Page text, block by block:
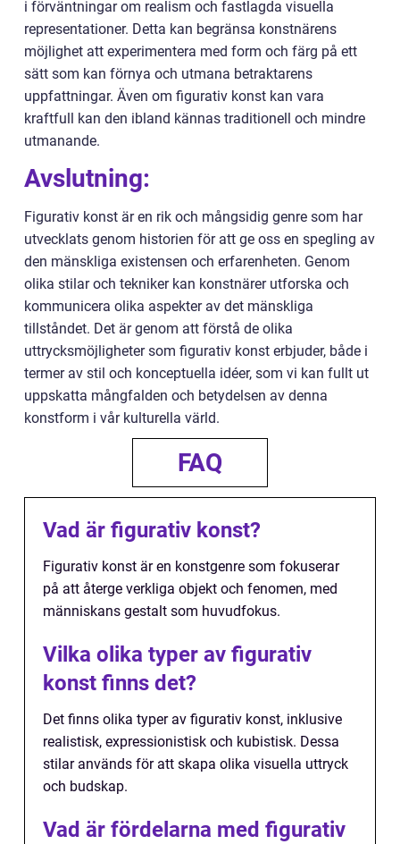
i förväntningar om realism och fastlagda visuella
representationer. Detta kan begränsa konstnärens
möjlighet att experimentera med form och färg på ett
sätt som kan förnya och utmana betraktarens
uppfattningar. Även om figurativ konst kan vara
kraftfull kan den ibland kännas traditionell och mindre
utmanande.
Avslutning:
Figurativ konst är en rik och mångsidig genre som har
utvecklats genom historien för att ge oss en spegling av
den mänskliga existensen och erfarenheten. Genom
olika stilar och tekniker kan konstnärer utforska och
kommunicera olika aspekter av det mänskliga
tillståndet. Det är genom att förstå de olika
uttrycksmöjligheter som figurativ konst erbjuder, både i
termer av stil och konceptuella idéer, som vi kan fullt ut
uppskatta mångfalden och betydelsen av denna
konstform i vår kulturella värld.
FAQ
Vad är figurativ konst?
Figurativ konst är en konstgenre som fokuserar
på att återge verkliga objekt och fenomen, med
människans gestalt som huvudfokus.
Vilka olika typer av figurativ
konst finns det?
Det finns olika typer av figurativ konst, inklusive
realistisk, expressionistisk och kubistisk. Dessa
stilar används för att skapa olika visuella uttryck
och budskap.
Vad är fördelarna med figurativ